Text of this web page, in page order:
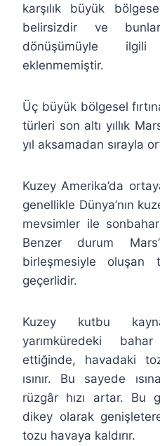
karşılık büyük
belirsizdir ve
dönüşümüyle
eklenmemiştir.
Üç büyük bölgesel
türleri son altı yıllık
yıl aksamadan sırayla
Kuzey Amerika’da
genellikle Dünya’nın
mevsimler ile
Benzer durum
birleşmesiyle oluşan
geçerlidir.
Kuzey kutbu
yarımküredeki
ettiğinde, havadaki
ısınır. Bu sayede
rüzgâr hızı artar. Bu
dikey olarak
tozu havaya kaldırır.